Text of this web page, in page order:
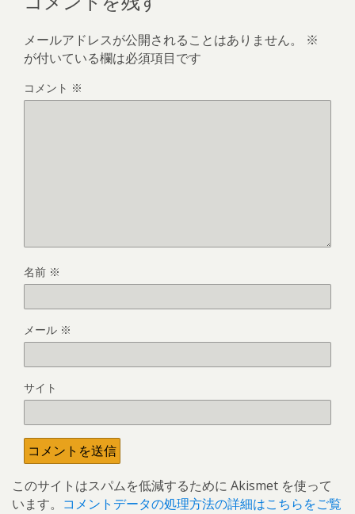
メールアドレスが公開されることはありません。
※
が付いている欄は必須項目です
コメント ※
名前 ※
メール ※
サイト
このサイトはスパムを低減するために Akismet を使って
います。 コメントデータの処理方法の詳細はこちらをご覧